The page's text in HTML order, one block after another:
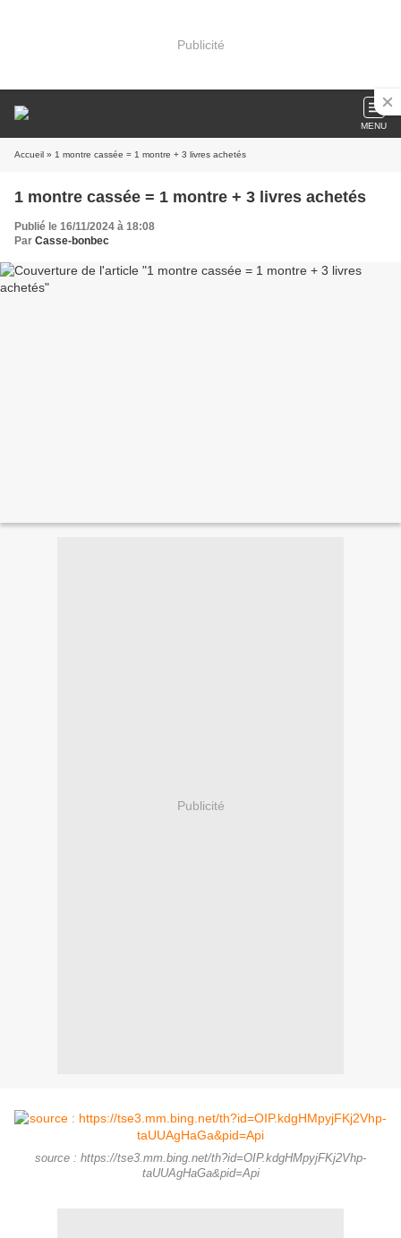
Publicité
MENU
Accueil » 1 montre cassée = 1 montre + 3 livres achetés
1 montre cassée = 1 montre + 3 livres achetés
Publié le 16/11/2024 à 18:08
Par Casse-bonbec
Publicité
source : https://tse3.mm.bing.net/th?id=OIP.kdgHMpyjFKj2Vhp-
taUUAgHaGa&pid=Api